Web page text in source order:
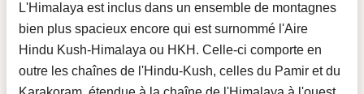
L'Himalaya est inclus dans un ensemble de montagnes
bien plus spacieux encore qui est surnommé l'Aire
Hindu Kush-Himalaya ou HKH. Celle-ci comporte en
outre les chaînes de l'Hindu-Kush, celles du Pamir et du